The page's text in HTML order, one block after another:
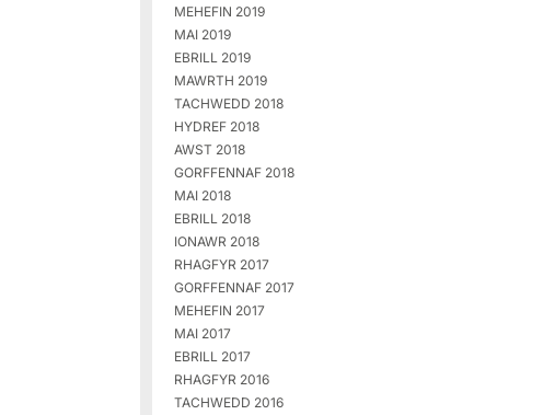
MEHEFIN 2019
MAI 2019
EBRILL 2019
MAWRTH 2019
TACHWEDD 2018
HYDREF 2018
AWST 2018
GORFFENNAF 2018
MAI 2018
EBRILL 2018
IONAWR 2018
RHAGFYR 2017
GORFFENNAF 2017
MEHEFIN 2017
MAI 2017
EBRILL 2017
RHAGFYR 2016
TACHWEDD 2016